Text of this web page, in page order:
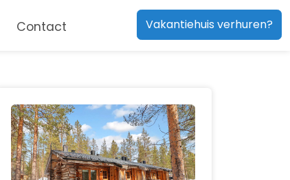
Contact Vakantiehuis verhuren?